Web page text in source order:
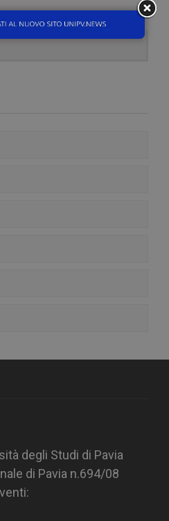
degli Studi di Pavia
di Pavia n.694/08